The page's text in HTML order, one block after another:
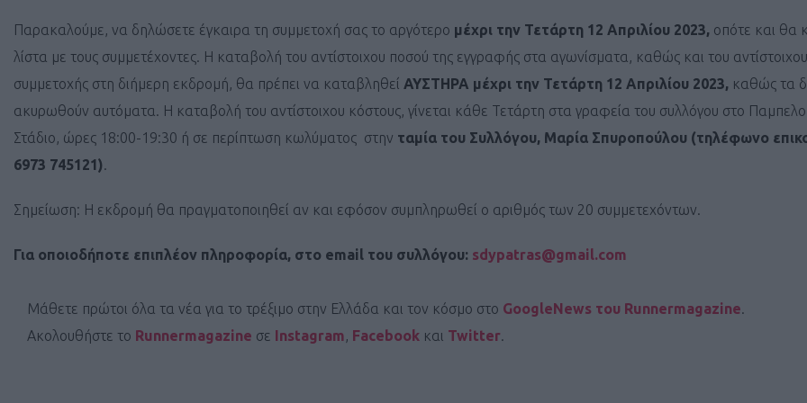
Παρακαλούμε, να δηλώσετε έγκαιρα τη συμμετοχή σας το αργότερο μέχρι την Τετάρτη 12 Απριλίου 2023, οπότε και θα
λίστα με τους συμμετέχοντες. Η καταβολή του αντίστοιχου ποσού της εγγραφής στα αγωνίσματα, καθώς και του
συμμετοχής στη διήμερη εκδρομή, θα πρέπει να καταβληθεί ΑΥΣΤΗΡΑ μέχρι την Τετάρτη 12 Απριλίου 2023, καθώς τα
ακυρωθούν αυτόματα. Η καταβολή του αντίστοιχου κόστους, γίνεται κάθε Τετάρτη στα γραφεία του συλλόγου στο
Στάδιο, ώρες 18:00-19:30 ή σε περίπτωση κωλύματος στην ταμία του Συλλόγου, Μαρία Σπυροπούλου (τηλέφωνο
6973 745121).
Σημείωση: Η εκδρομή θα πραγματοποιηθεί αν και εφόσον συμπληρωθεί ο αριθμός των 20 συμμετεχόντων.
Για οποιοδήποτε επιπλέον πληροφορία, στο email του συλλόγου: sdypatras@gmail.com
Μάθετε πρώτοι όλα τα νέα για το τρέξιμο στην Ελλάδα και τον κόσμο στο GoogleNews του Runnermagazine.
Ακολουθήστε το Runnermagazine σε Instagram, Facebook και Twitter.
Καφές